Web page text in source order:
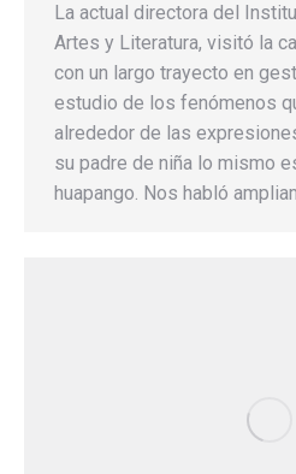
La actual directora del
Artes y Literatura, visitó la
con un largo trayecto en
estudio de los fenómenos
alrededor de las
su padre de niña lo mismo
huapango. Nos habló